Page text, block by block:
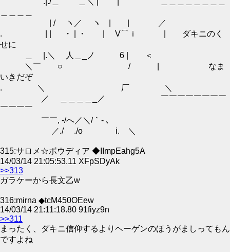
| / ヽ／ ヽ | | ／
. | | ・ | ・ | V⌒ｉ | ダキニのく
せに
＿ |.＼ 人＿_ノ 6 | ＜
＼￣ ○ / | なま
いきだぞ
. ＼ 厂 ＼
／ ＿＿＿＿_／ ￣￣￣￣￣￣￣￣
￣￣￣￣
￣￣, -/へ／＼/｀- ､
／./ ./o i. ＼
315:サロメ☆ボウディア ◆IImpEahg5A
14/03/14 21:05:53.11 XFpSDyAk
>>313
ガラケーから長文乙w
316:mirna ◆tcM450OEew
14/03/14 21:11:18.80 91fiyz9n
>>311
まったく、ダキニ信仰するよりヘーゲンのほうがましってもん
ですよね